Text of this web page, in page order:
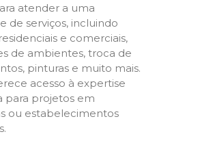
atender a uma
de serviços, incluindo
e comerciais,
de ambientes, troca de
pinturas e muito mais.
acesso à expertise
para projetos em
ou estabelecimentos